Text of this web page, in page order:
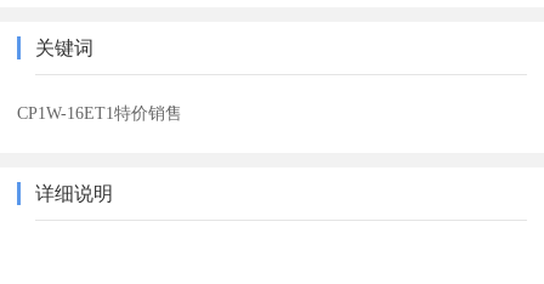
关键词
CP1W-16ET1特价销售
详细说明